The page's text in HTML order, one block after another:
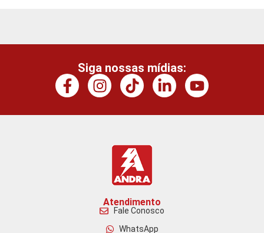
Siga nossas mídias:
Atendimento
Fale Conosco
WhatsApp